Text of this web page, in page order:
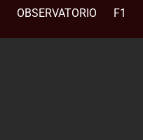
OBSERVATORIO F1